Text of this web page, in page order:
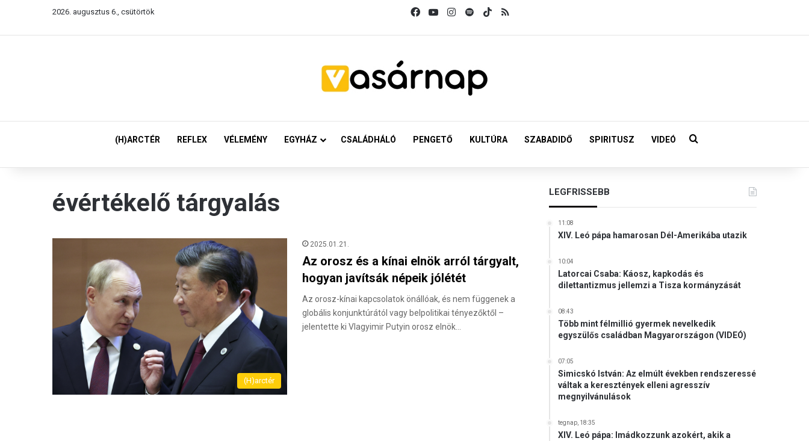
2026. augusztus 6., csütörtök FacebookYouTubeInstagram
SpotifyTikTok
(H)ARCTÉR REFLEX VÉLEMÉNY EGYHÁZ CSALÁDHÁLÓ PENGETŐ KULTÚRA SZABADIDŐ SPIRITUSZ VIDEÓ Keresés:
évértékelő tárgyalás
(H)arctér
2025.01.21.
Az orosz és a kínai elnök arról tárgyalt,
hogyan javítsák népeik jólétét
Az orosz-kínai kapcsolatok önállóak, és nem függenek a
globális konjunktúrától vagy belpolitikai tényezőktől –
jelentette ki Vlagyimir Putyin orosz elnök…
LEGFRISSEBB
11:08
XIV. Leó pápa hamarosan Dél-Amerikába utazik
10:04
Latorcai Csaba: Káosz, kapkodás és
dilettantizmus jellemzi a Tisza kormányzását
08:43
Több mint félmillió gyermek nevelkedik
egyszülős családban Magyarországon (VIDEÓ)
07:05
Simicskó István: Az elmúlt években rendszeressé
váltak a keresztények elleni agresszív
megnyilvánulások
tegnap, 18:35
XIV. Leó pápa: Imádkozzunk azokért, akik a